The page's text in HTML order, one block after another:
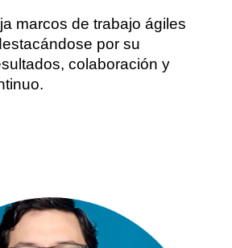
marcos de trabajo ágiles
por su
colaboración y